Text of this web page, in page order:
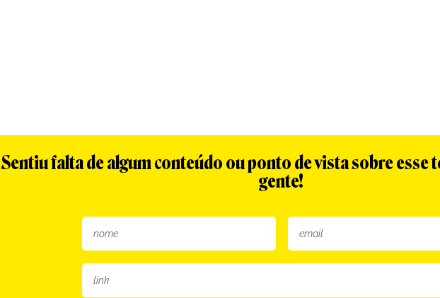
Sentiu falta de algum conteúdo ou ponto de vista sobre esse
gente!